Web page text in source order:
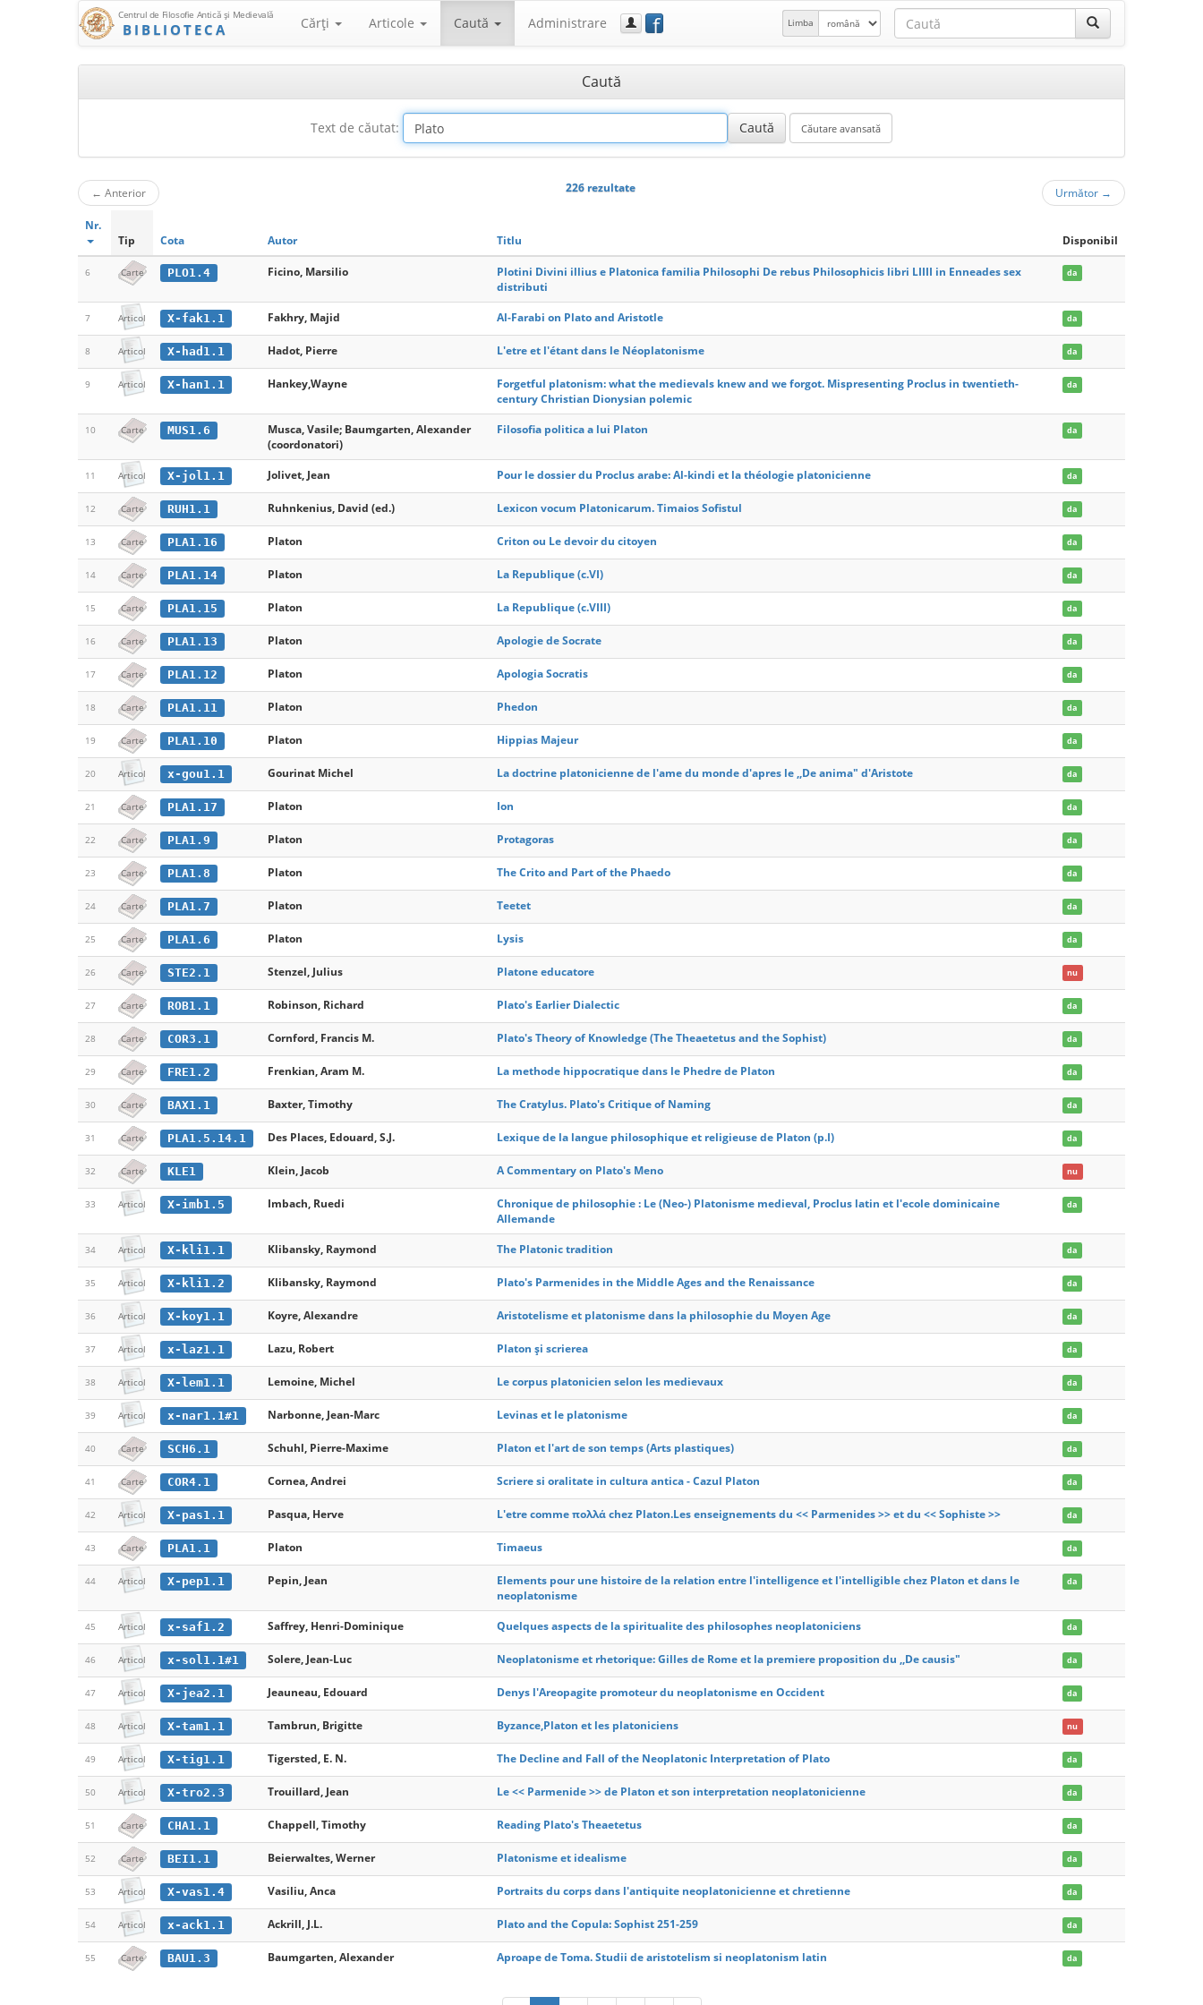
Centrul de Filosofie Antică şi Medievală
BIBLIOTECA Cărţi Articole Caută Administrare f Limba
Caută
Text de căutat:
← Anterior 226 rezultate Următor →
Nr.
Tip
Cota Autor Titlu Disponibil
6 Carte PLO1.4 Ficino, Marsilio
Plotini Divini illius e Platonica familia Philosophi De rebus Philosophicis libri LIIII in Enneades sex
distributi
da
7 Articol X-fak1.1 Fakhry, Majid Al-Farabi on Plato and Aristotle da
8 Articol X-had1.1 Hadot, Pierre L'etre et l'étant dans le Néoplatonisme da
9 Articol X-han1.1 Hankey,Wayne
Forgetful platonism: what the medievals knew and we forgot. Mispresenting Proclus in twentieth-
century Christian Dionysian polemic
da
10 Carte MUS1.6
Musca, Vasile; Baumgarten, Alexander
(coordonatori)
Filosofia politica a lui Platon da
11 Articol X-jol1.1 Jolivet, Jean Pour le dossier du Proclus arabe: Al-kindi et la théologie platonicienne da
12 Carte RUH1.1 Ruhnkenius, David (ed.) Lexicon vocum Platonicarum. Timaios Sofistul da
13 Carte PLA1.16 Platon Criton ou Le devoir du citoyen da
14 Carte PLA1.14 Platon La Republique (c.VI) da
15 Carte PLA1.15 Platon La Republique (c.VIII) da
16 Carte PLA1.13 Platon Apologie de Socrate da
17 Carte PLA1.12 Platon Apologia Socratis da
18 Carte PLA1.11 Platon Phedon da
19 Carte PLA1.10 Platon Hippias Majeur da
20 Articol x-gou1.1 Gourinat Michel La doctrine platonicienne de l'ame du monde d'apres le ,,De anima" d'Aristote da
21 Carte PLA1.17 Platon Ion da
22 Carte PLA1.9 Platon Protagoras da
23 Carte PLA1.8 Platon The Crito and Part of the Phaedo da
24 Carte PLA1.7 Platon Teetet da
25 Carte PLA1.6 Platon Lysis da
26 Carte STE2.1 Stenzel, Julius Platone educatore nu
27 Carte ROB1.1 Robinson, Richard Plato's Earlier Dialectic da
28 Carte COR3.1 Cornford, Francis M. Plato's Theory of Knowledge (The Theaetetus and the Sophist) da
29 Carte FRE1.2 Frenkian, Aram M. La methode hippocratique dans le Phedre de Platon da
30 Carte BAX1.1 Baxter, Timothy The Cratylus. Plato's Critique of Naming da
31 Carte PLA1.5.14.1 Des Places, Edouard, S.J. Lexique de la langue philosophique et religieuse de Platon (p.I) da
32 Carte KLE1 Klein, Jacob A Commentary on Plato's Meno nu
33 Articol X-imb1.5 Imbach, Ruedi
Chronique de philosophie : Le (Neo-) Platonisme medieval, Proclus latin et l'ecole dominicaine
Allemande
da
34 Articol X-kli1.1 Klibansky, Raymond The Platonic tradition da
35 Articol X-kli1.2 Klibansky, Raymond Plato's Parmenides in the Middle Ages and the Renaissance da
36 Articol X-koy1.1 Koyre, Alexandre Aristotelisme et platonisme dans la philosophie du Moyen Age da
37 Articol x-laz1.1 Lazu, Robert Platon și scrierea da
38 Articol X-lem1.1 Lemoine, Michel Le corpus platonicien selon les medievaux da
39 Articol x-nar1.1#1 Narbonne, Jean-Marc Levinas et le platonisme da
40 Carte SCH6.1 Schuhl, Pierre-Maxime Platon et l'art de son temps (Arts plastiques) da
41 Carte COR4.1 Cornea, Andrei Scriere si oralitate in cultura antica - Cazul Platon da
42 Articol X-pas1.1 Pasqua, Herve L'etre comme πολλά chez Platon.Les enseignements du << Parmenides >> et du << Sophiste >> da
43 Carte PLA1.1 Platon Timaeus da
44 Articol X-pep1.1 Pepin, Jean
Elements pour une histoire de la relation entre l'intelligence et l'intelligible chez Platon et dans le
neoplatonisme
da
45 Articol x-saf1.2 Saffrey, Henri-Dominique Quelques aspects de la spiritualite des philosophes neoplatoniciens da
46 Articol x-sol1.1#1 Solere, Jean-Luc Neoplatonisme et rhetorique: Gilles de Rome et la premiere proposition du ,,De causis" da
47 Articol X-jea2.1 Jeauneau, Edouard Denys l'Areopagite promoteur du neoplatonisme en Occident da
48 Articol X-tam1.1 Tambrun, Brigitte Byzance,Platon et les platoniciens nu
49 Articol X-tig1.1 Tigersted, E. N. The Decline and Fall of the Neoplatonic Interpretation of Plato da
50 Articol X-tro2.3 Trouillard, Jean Le << Parmenide >> de Platon et son interpretation neoplatonicienne da
51 Carte CHA1.1 Chappell, Timothy Reading Plato's Theaetetus da
52 Carte BEI1.1 Beierwaltes, Werner Platonisme et idealisme da
53 Articol X-vas1.4 Vasiliu, Anca Portraits du corps dans l'antiquite neoplatonicienne et chretienne da
54 Articol x-ack1.1 Ackrill, J.L. Plato and the Copula: Sophist 251-259 da
55 Carte BAU1.3 Baumgarten, Alexander Aproape de Toma. Studii de aristotelism si neoplatonism latin da